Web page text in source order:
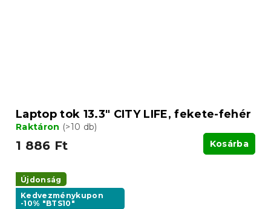
Laptop tok 13.3" CITY LIFE, fekete-fehér
Raktáron (>10 db)
1 886 Ft Kosárba
Újdonság
Kedvezménykupon
-10% "BTS10"